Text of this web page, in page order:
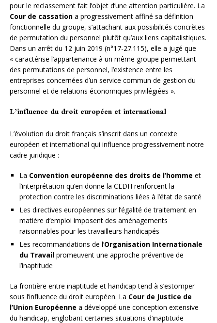
pour le reclassement fait l’objet d’une attention particulière. La
Cour de cassation a progressivement affiné sa définition
fonctionnelle du groupe, s’attachant aux possibilités concrètes
de permutation du personnel plutôt qu’aux liens capitalistiques.
Dans un arrêt du 12 juin 2019 (n°17-27.115), elle a jugé que
« caractérise l’appartenance à un même groupe permettant
des permutations de personnel, l’existence entre les
entreprises concernées d’un service commun de gestion du
personnel et de relations économiques privilégiées ».
L’influence du droit européen et international
L’évolution du droit français s’inscrit dans un contexte
européen et international qui influence progressivement notre
cadre juridique :
La Convention européenne des droits de l’homme et
l’interprétation qu’en donne la CEDH renforcent la
protection contre les discriminations liées à l’état de santé
Les directives européennes sur l’égalité de traitement en
matière d’emploi imposent des aménagements
raisonnables pour les travailleurs handicapés
Les recommandations de l’Organisation Internationale
du Travail promeuvent une approche préventive de
l’inaptitude
La frontière entre inaptitude et handicap tend à s’estomper
sous l’influence du droit européen. La Cour de Justice de
l’Union Européenne a développé une conception extensive
du handicap, englobant certaines situations d’inaptitude